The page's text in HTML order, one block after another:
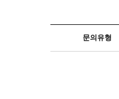
문의유형